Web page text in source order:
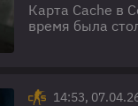
Карта Cache в
время была
популярные
14:53,